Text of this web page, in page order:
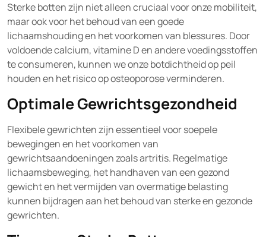
Sterke botten zijn niet alleen cruciaal voor onze mobiliteit,
maar ook voor het behoud van een goede
lichaamshouding en het voorkomen van blessures. Door
voldoende calcium, vitamine D en andere voedingsstoffen
te consumeren, kunnen we onze botdichtheid op peil
houden en het risico op osteoporose verminderen.
Optimale Gewrichtsgezondheid
Flexibele gewrichten zijn essentieel voor soepele
bewegingen en het voorkomen van
gewrichtsaandoeningen zoals artritis. Regelmatige
lichaamsbeweging, het handhaven van een gezond
gewicht en het vermijden van overmatige belasting
kunnen bijdragen aan het behoud van sterke en gezonde
gewrichten.